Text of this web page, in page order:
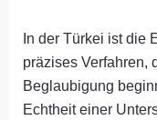
In der Türkei ist die
präzises Verfahren,
Beglaubigung
Echtheit einer